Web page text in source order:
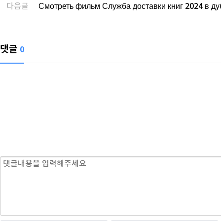
다음글 Смотреть фильм Служба доставки книг 2024 в
댓글 0